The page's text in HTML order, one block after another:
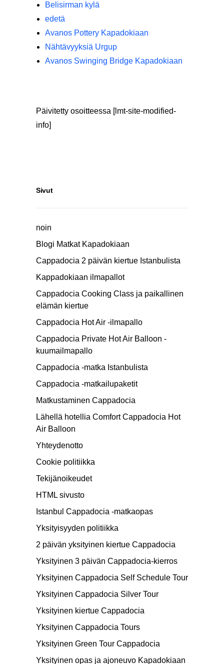
Belisirman kylä
edetä
Avanos Pottery Kapadokiaan
Nähtävyyksiä Urgup
Avanos Swinging Bridge Kapadokiaan
Päivitetty osoitteessa [lmt-site-modified-
info]
Sivut
noin
Blogi Matkat Kapadokiaan
Cappadocia 2 päivän kiertue Istanbulista
Kappadokiaan ilmapallot
Cappadocia Cooking Class ja paikallinen
elämän kiertue
Cappadocia Hot Air -ilmapallo
Cappadocia Private Hot Air Balloon -
kuumailmapallo
Cappadocia -matka Istanbulista
Cappadocia -matkailupaketit
Matkustaminen Cappadocia
Lähellä hotellia Comfort Cappadocia Hot
Air Balloon
Yhteydenotto
Cookie politiikka
Tekijänoikeudet
HTML sivusto
Istanbul Cappadocia -matkaopas
Yksityisyyden politiikka
2 päivän yksityinen kiertue Cappadocia
Yksityinen 3 päivän Cappadocia-kierros
Yksityinen Cappadocia Self Schedule Tour
Yksityinen Cappadocia Silver Tour
Yksityinen kiertue Cappadocia
Yksityinen Cappadocia Tours
Yksityinen Green Tour Cappadocia
Yksityinen opas ja ajoneuvo Kapadokiaan